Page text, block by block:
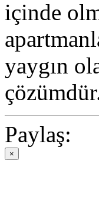
içinde
yaygın
Paylaş:
×